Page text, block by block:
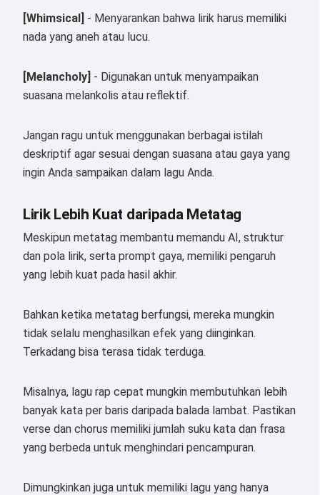
[Whimsical] - Menyarankan bahwa lirik harus memiliki
nada yang aneh atau lucu.
[Melancholy] - Digunakan untuk menyampaikan
suasana melankolis atau reflektif.
Jangan ragu untuk menggunakan berbagai istilah
deskriptif agar sesuai dengan suasana atau gaya yang
ingin Anda sampaikan dalam lagu Anda.
Lirik Lebih Kuat daripada Metatag
Meskipun metatag membantu memandu AI, struktur
dan pola lirik, serta prompt gaya, memiliki pengaruh
yang lebih kuat pada hasil akhir.
Bahkan ketika metatag berfungsi, mereka mungkin
tidak selalu menghasilkan efek yang diinginkan.
Terkadang bisa terasa tidak terduga.
Misalnya, lagu rap cepat mungkin membutuhkan lebih
banyak kata per baris daripada balada lambat. Pastikan
verse dan chorus memiliki jumlah suku kata dan frasa
yang berbeda untuk menghindari pencampuran.
Dimungkinkan juga untuk memiliki lagu yang hanya